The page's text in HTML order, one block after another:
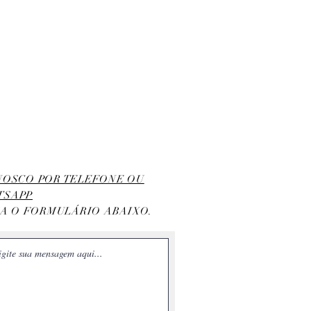
POR TELEFONE OU
O FORMULÁRIO ABAIXO.